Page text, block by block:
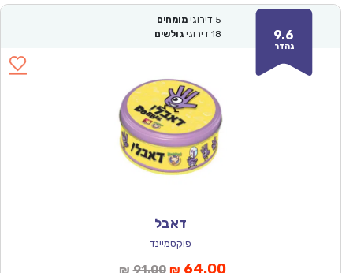
9.6
נהדר
5 דירוגי מומחים
18 דירוגי גולשים
דאבל
פוקסמיינד
₪ 91.00המחיר
₪ 64.00המחיר